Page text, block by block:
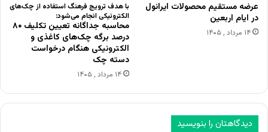
عرضه مستقیم محصولات ایرانول
در ایام اربعین
۱۴ مرداد , ۱۴۰۵
با هدف ترویج فرهنگ استفاده از چک‌های
الکترونیکی انجام می‌شود:
محاسبه جداگانه تعیین تکلیف ۸۰
درصد برگه چک‌های کاغذی و
الکترونیکی هنگام درخواست
دسته چک
۱۴ مرداد , ۱۴۰۵
دیدگاهتان را بنویسید